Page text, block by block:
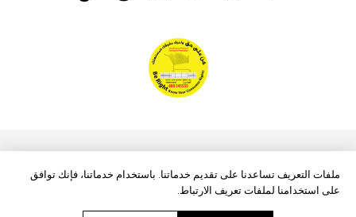
ملفات التعريف تساعدنا على تقديم خدماتنا. باستخدام خدماتنا، فإنك توافق
على استخدامنا لملفات تعريف الارتباط.